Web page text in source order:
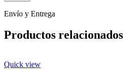
Envío y Entrega
Productos relacionados
Quick view